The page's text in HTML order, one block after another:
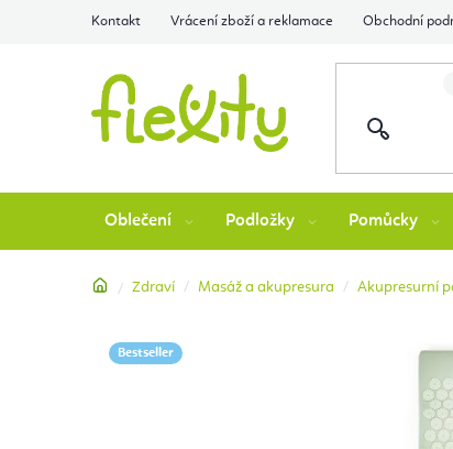
Kontakt Vrácení zboží a reklamace Obchodní
Oblečení Podložky Pomůcky
DomůZdraví Masáž a akupresura Akupresurní
Bestseller